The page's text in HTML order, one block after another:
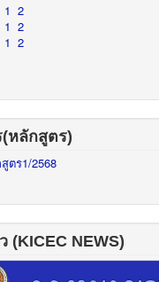
1 2
1 2
1 2
(หลักสูตร)
ตร1/2568
(KICEC NEWS)